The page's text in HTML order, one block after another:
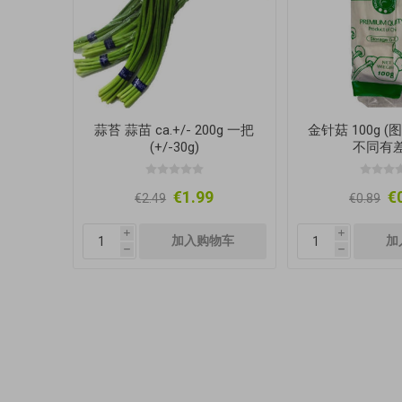
蒜苔 蒜苗 ca.+/- 200g 一把
(+/-30g)
€2.49 €1.99
i
h
金针菇 100g (
不同有
€0.89
i
h